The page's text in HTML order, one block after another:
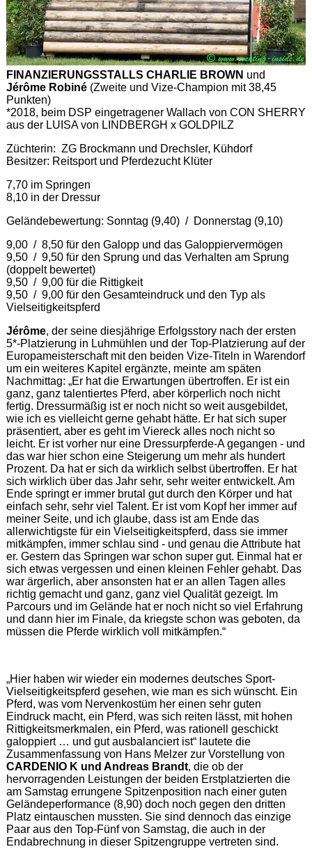
FINANZIERUNGSSTALLS CHARLIE BROWN und
Jérôme Robiné(Zweite und Vize-Champion mit 38,45
Punkten)
*2018, beim DSP eingetragener Wallach von CON SHERRY
aus der LUISA von LINDBERGH x GOLDPILZ
Züchterin: ZG Brockmann und Drechsler, Kühdorf
Besitzer: Reitsport und Pferdezucht Klüter
7,70 im Springen
8,10 in der Dressur
Geländebewertung: Sonntag (9,40) / Donnerstag (9,10)
9,00 / 8,50 für den Galopp und das Galoppiervermögen
9,50 / 9,50 für den Sprung und das Verhalten am Sprung
(doppelt bewertet)
9,50 / 9,00 für die Rittigkeit
9,50 / 9,00 für den Gesamteindruck und den Typ als
Vielseitigkeitspferd
Jérôme, der seine diesjährige Erfolgsstory nach der ersten
5*-Platzierung in Luhmühlen und der Top-Platzierung auf der
Europameisterschaft mit den beiden Vize-Titeln in Warendorf
um ein weiteres Kapitel ergänzte, meinte am späten
Nachmittag: „Er hat die Erwartungen übertroffen. Er ist ein
ganz, ganz talentiertes Pferd, aber körperlich noch nicht
fertig. Dressurmäßig ist er noch nicht so weit ausgebildet,
wie ich es vielleicht gerne gehabt hätte. Er hat sich super
präsentiert, aber es geht im Viereck alles noch nicht so
leicht. Er ist vorher nur eine Dressurpferde-A gegangen - und
das war hier schon eine Steigerung um mehr als hundert
Prozent. Da hat er sich da wirklich selbst übertroffen. Er hat
sich wirklich über das Jahr sehr, sehr weiter entwickelt. Am
Ende springt er immer brutal gut durch den Körper und hat
einfach sehr, sehr viel Talent. Er ist vom Kopf her immer auf
meiner Seite, und ich glaube, dass ist am Ende das
allerwichtigste für ein Vielseitigkeitspferd, dass sie immer
mitkämpfen, immer schlau sind - und genau die Attribute hat
er. Gestern das Springen war schon super gut. Einmal hat er
sich etwas vergessen und einen kleinen Fehler gehabt. Das
war ärgerlich, aber ansonsten hat er an allen Tagen alles
richtig gemacht und ganz, ganz viel Qualität gezeigt. Im
Parcours und im Gelände hat er noch nicht so viel Erfahrung
und dann hier im Finale, da kriegste schon was geboten, da
müssen die Pferde wirklich voll mitkämpfen.“
„Hier haben wir wieder ein modernes deutsches Sport-
Vielseitigkeitspferd gesehen, wie man es sich wünscht. Ein
Pferd, was vom Nervenkostüm her einen sehr guten
Eindruck macht, ein Pferd, was sich reiten lässt, mit hohen
Rittigkeitsmerkmalen, ein Pferd, was rationell geschickt
galoppiert … und gut ausbalanciert ist“ lautete die
Zusammenfassung von Hans Melzer zur Vorstellung von
CARDENIO K und Andreas Brandt, die ob der
hervorragenden Leistungen der beiden Erstplatzierten die
am Samstag errungene Spitzenposition nach einer guten
Geländeperformance (8,90) doch noch gegen den dritten
Platz eintauschen mussten. Sie sind dennoch das einzige
Paar aus den Top-Fünf von Samstag, die auch in der
Endabrechnung in dieser Spitzengruppe vertreten sind.